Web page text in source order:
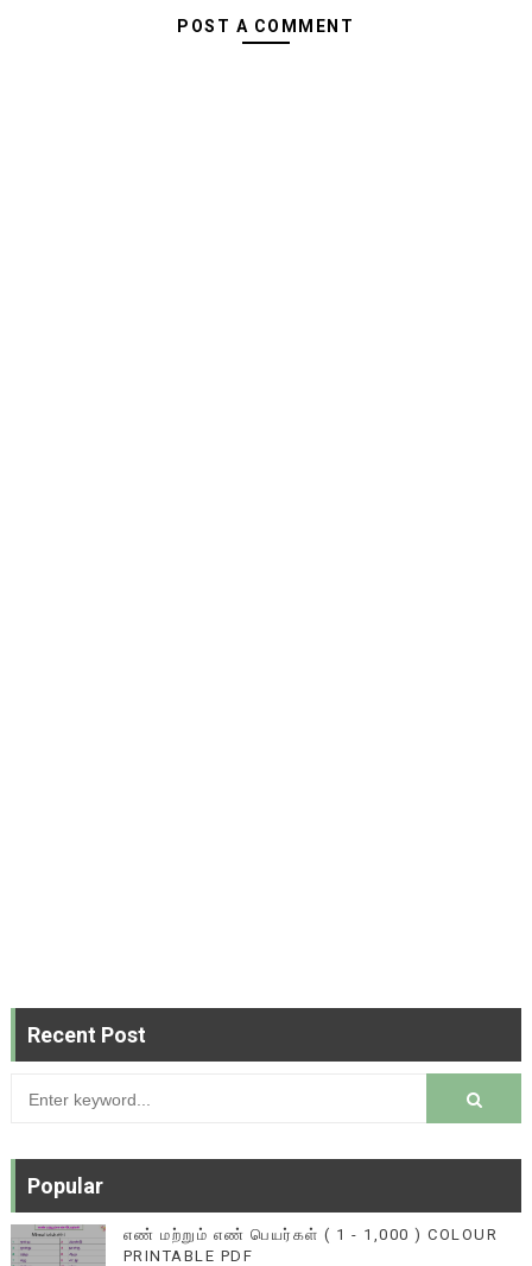
POST A COMMENT
Recent Post
Popular
எண் மற்றும் எண் பெயர்கள் ( 1 - 1,000 ) COLOUR
PRINTABLE PDF